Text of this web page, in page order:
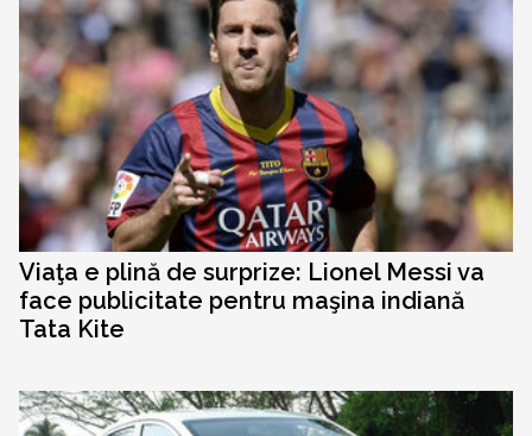
Viaţa e plină de surprize: Lionel Messi va
face publicitate pentru maşina indiană
Tata Kite